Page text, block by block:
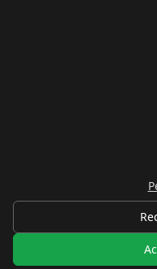
© 2026